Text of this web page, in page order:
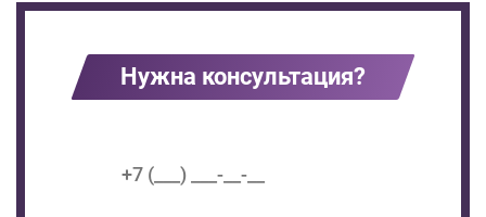
Нужна консультация?